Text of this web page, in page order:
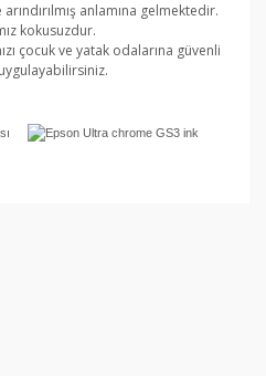
anlamına gelmektedir.
kokusuzdur.
çocuk ve yatak odalarına güvenli